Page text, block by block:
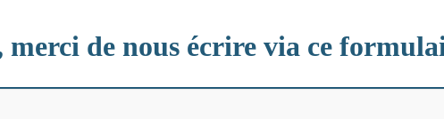
de nous écrire via ce